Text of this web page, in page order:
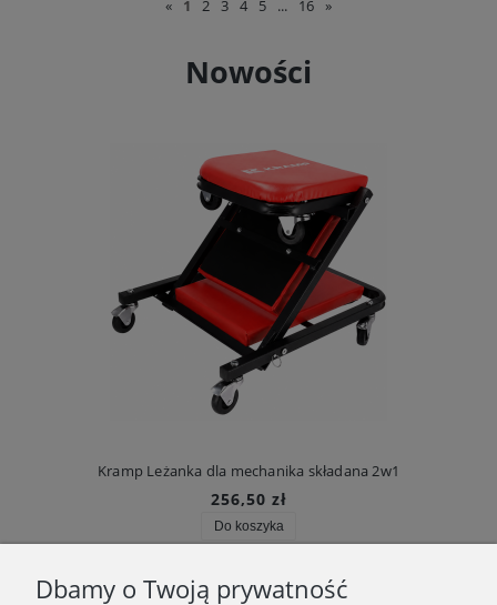
« 1 2 3 4 5 ... 16 »
Nowości
Kramp Leżanka dla mechanika składana 2w1
256,50 zł
Do koszyka
Dbamy o Twoją prywatność